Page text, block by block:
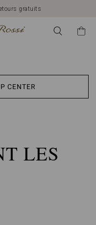
gratuits
CENTER
LES